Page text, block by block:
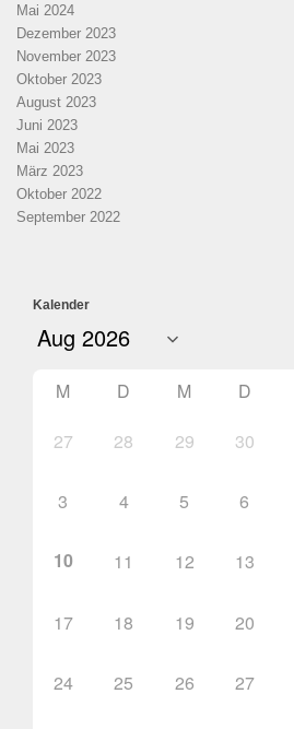
Mai 2024
Dezember 2023
November 2023
Oktober 2023
August 2023
Juni 2023
Mai 2023
März 2023
Oktober 2022
September 2022
Kalender
M D M D
27
28 29 30
3 4 5 6
10 11 12 13
17 18 19 20
24 25 26 27